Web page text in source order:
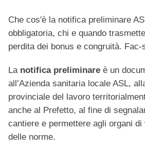
Che cos'è la notifica preliminare
obbligatoria, chi e quando
perdita dei bonus e congruità. Fac-
La notifica preliminare è un
all’Azienda sanitaria locale ASL,
provinciale del lavoro
anche al Prefetto, al fine di
cantiere e permettere agli organi
delle norme.